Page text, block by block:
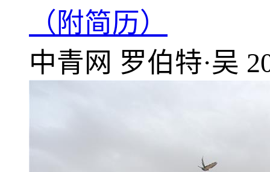
（附简历）
中青网 罗伯特·吴